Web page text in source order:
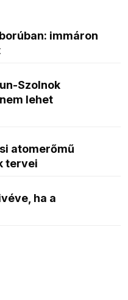
immáron
Szolnok
lehet
atomerőmű
tervei
ha a